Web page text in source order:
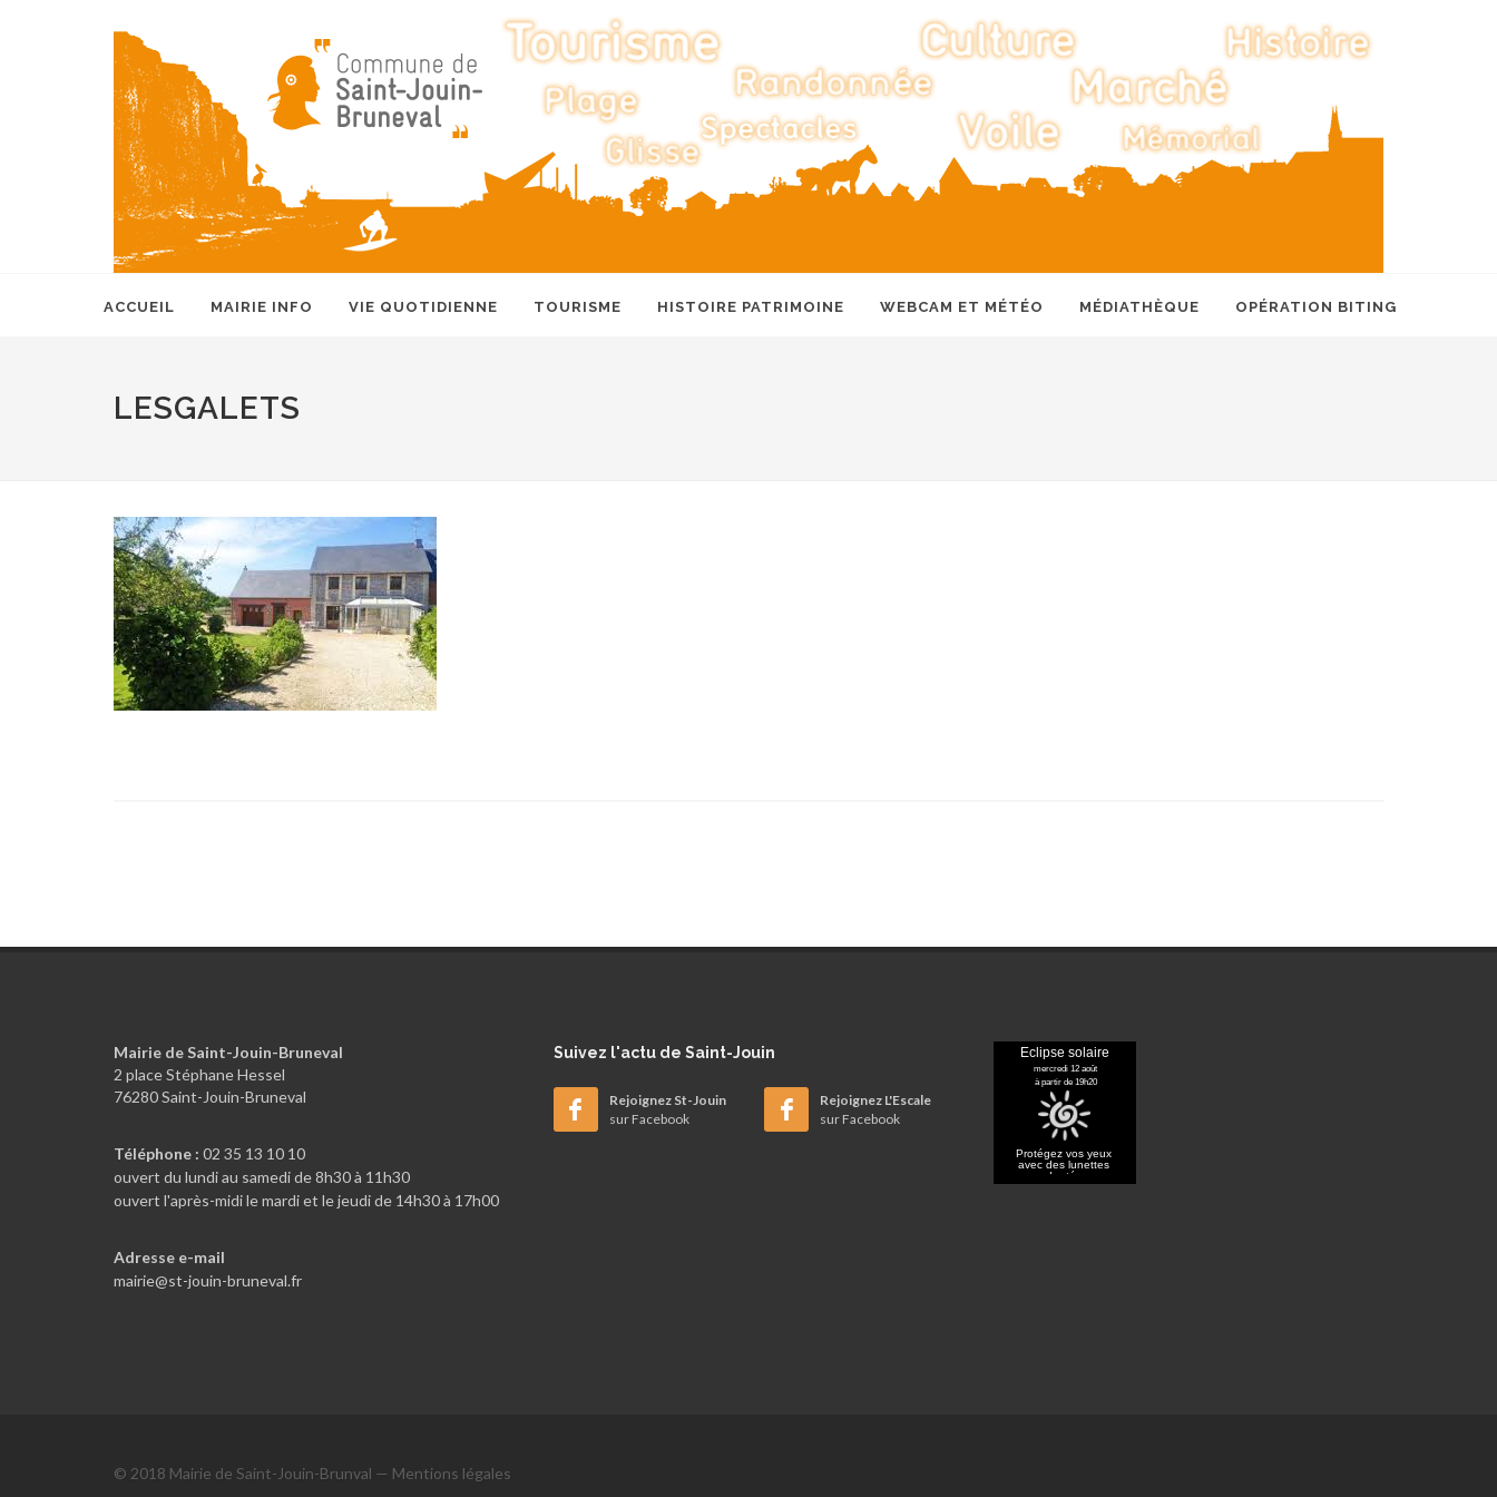
ACCUEIL MAIRIE INFO VIE QUOTIDIENNE TOURISME HISTOIRE PATRIMOINE WEBCAM ET MÉTÉO MÉDIATHÈQUE OPÉRATION BITING
LESGALETS
Mairie de Saint-Jouin-Bruneval
2 place Stéphane Hessel
76280 Saint-Jouin-Bruneval
Téléphone : 02 35 13 10 10
ouvert du lundi au samedi de 8h30 à 11h30
ouvert l'après-midi le mardi et le jeudi de 14h30 à 17h00
Adresse e-mail
mairie@st-jouin-bruneval.fr
Suivez l'actu de Saint-Jouin
Rejoignez St-Jouin
sur Facebook
Rejoignez L'Escale
sur Facebook
© 2018 Mairie de Saint-Jouin-Brunval — Mentions légales